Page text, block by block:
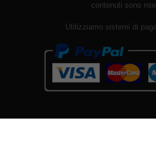
contenuti sono
Utilizziamo sistemi di